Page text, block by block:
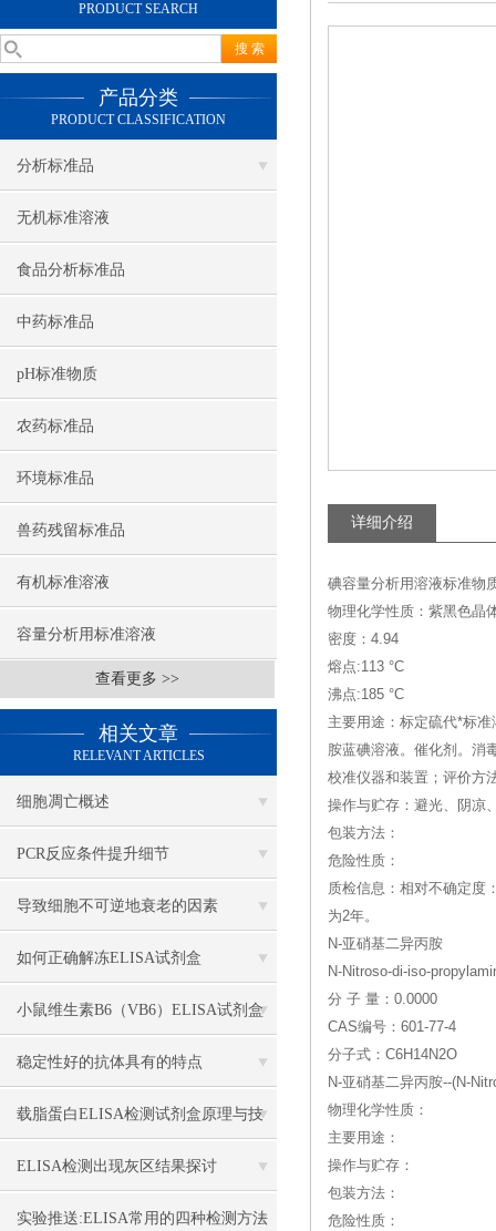
PRODUCT SEARCH
产品分类
PRODUCT CLASSIFICATION
分析标准品
无机标准溶液
食品分析标准品
中药标准品
pH标准物质
农药标准品
环境标准品
兽药残留标准品
有机标准溶液
容量分析用标准溶液
查看更多 >>
相关文章
RELEVANT ARTICLES
细胞凋亡概述
PCR反应条件提升细节
导致细胞不可逆地衰老的因素
如何正确解冻ELISA试剂盒
小鼠维生素B6（VB6）ELISA试剂盒
实际操作步骤及注意事项
稳定性好的抗体具有的特点
载脂蛋白ELISA检测试剂盒原理与技
术方法？
ELISA检测出现灰区结果探讨
实验推送:ELISA常用的四种检测方法
详细介绍
碘容量分析用溶液标准物
物理化学性质：紫黑色晶
密度：4.94
熔点:113 °C
沸点:185 °C
主要用途：标定硫代*标
胺蓝碘溶液。催化剂。消
校准仪器和装置；评价方
操作与贮存：避光、阴凉
包装方法：
危险性质：
质检信息：相对不确定度
为2年。
N-亚硝基二异丙胺
N-Nitroso-di-iso-
分 子 量：0.0000
CAS编号：601-77-4
分子式：C6H14N2O
N-亚硝基二异丙胺--(N-
物理化学性质：
主要用途：
操作与贮存：
包装方法：
危险性质：